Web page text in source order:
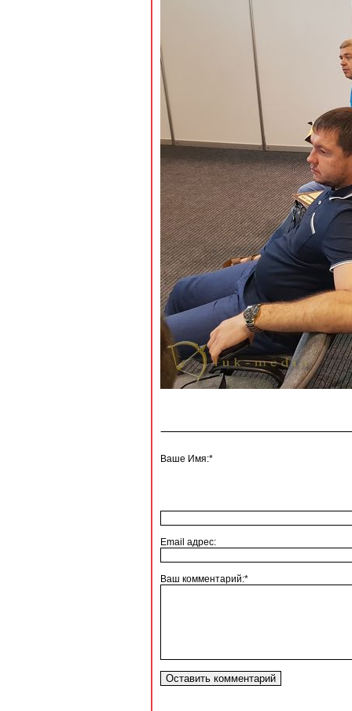
Ваше Имя:*
Email адрес:
Ваш комментарий:*